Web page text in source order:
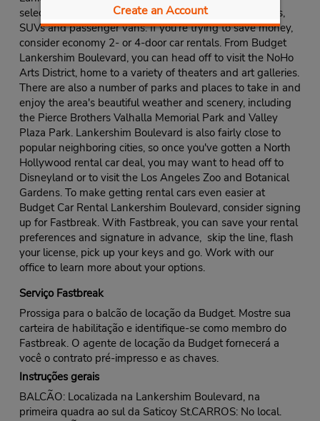
Create an Account
selection of automobiles to rent, including compact cars,
SUVs and passenger vans. If you're trying to save money,
consider economy 2- or 4-door car rentals. From Budget
Lankershim Boulevard, you can head off to visit the NoHo
Arts District, home to a variety of theaters and art galleries.
There are also a number of parks and places to take in and
enjoy the area's beautiful weather and scenery, including
the Pierce Brothers Valhalla Memorial Park and Valley
Plaza Park. Lankershim Boulevard is also fairly close to
popular neighboring cities, so once you've gotten a North
Hollywood rental car deal, you may want to head off to
Disneyland or to visit the Los Angeles Zoo and Botanical
Gardens. To make getting rental cars even easier at
Budget Car Rental Lankershim Boulevard, consider signing
up for Fastbreak. With Fastbreak, you can save your rental
preferences and signature in advance, skip the line, flash
your license, pick up your keys and go. Work with our
office to learn more about your options.
Serviço Fastbreak
Prossiga para o balcão de locação da Budget. Mostre sua
carteira de habilitação e identifique-se como membro do
Fastbreak. O agente de locação da Budget fornecerá a
você o contrato pré-impresso e as chaves.
Instruções gerais
BALCÃO: Localizada na Lankershim Boulevard, na
primeira quadra ao sul da Saticoy St.CARROS: No local.